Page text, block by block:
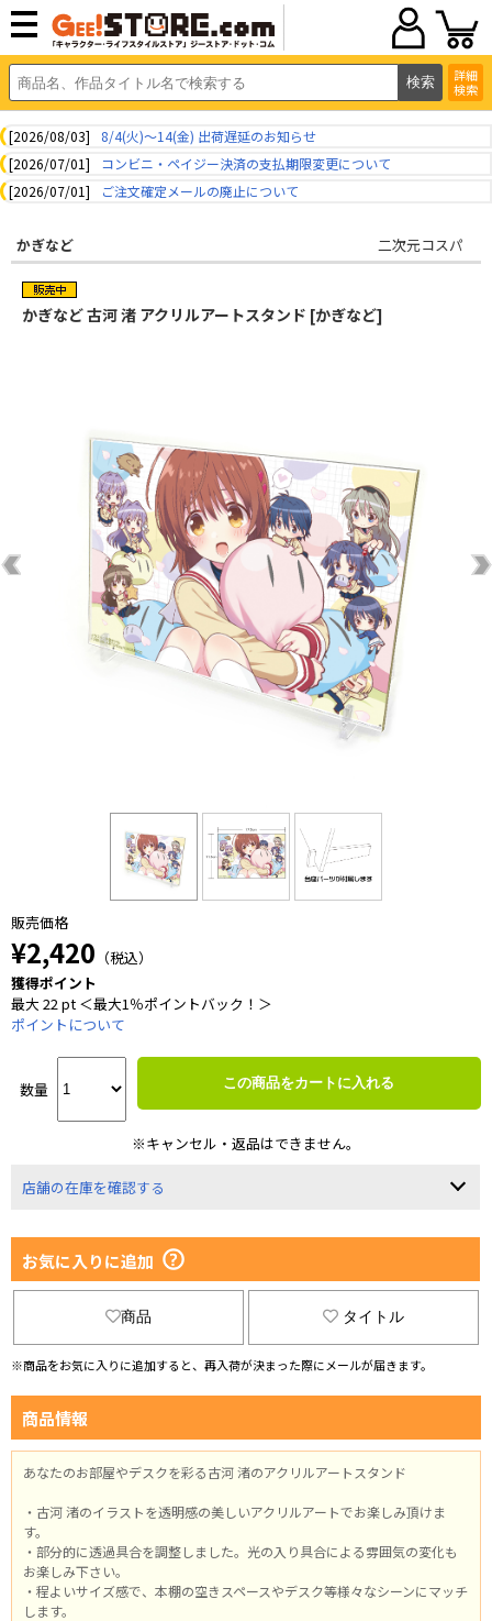
詳細
検索
[2026/08/03]
8/4(火)～14(金) 出荷遅延のお知らせ
[2026/07/01]
コンビニ・ペイジー決済の支払期限変更について
[2026/07/01]
ご注文確定メールの廃止について
かぎなど 二次元コスパ
かぎなど 古河 渚 アクリルアートスタンド [かぎなど]
販売価格
¥2,420 （税込）
獲得ポイント
最大 22 pt ＜最大1％ポイントバック！＞
ポイントについて
数量 この商品をカートに入れる
※キャンセル・返品はできません。
店舗の在庫を確認する
お気に入りに追加
商品 タイトル
※商品をお気に入りに追加すると、再入荷が決まった際にメールが届きます。
商品情報
あなたのお部屋やデスクを彩る古河 渚のアクリルアートスタンド
・古河 渚のイラストを透明感の美しいアクリルアートでお楽しみ頂けま
す。
・部分的に透過具合を調整しました。光の入り具合による雰囲気の変化も
お楽しみ下さい。
・程よいサイズ感で、本棚の空きスペースやデスク等様々なシーンにマッチ
します。